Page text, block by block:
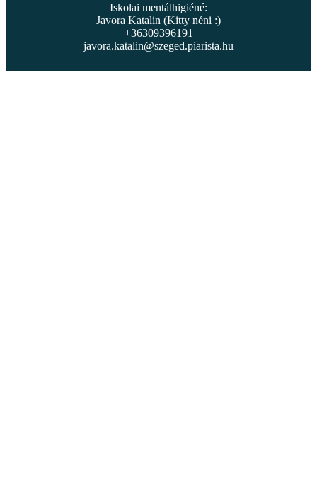
Iskolai mentálhigiéné:
Javora Katalin (Kitty néni :)
+36309396191
javora.katalin@szeged.piarista.hu